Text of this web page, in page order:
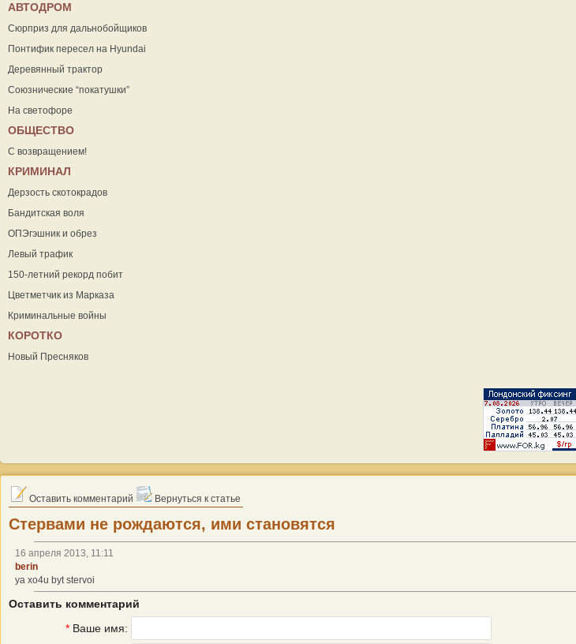
АВТОДРОМ
Сюрприз для дальнобойщиков
Понтифик пересел на Hyundai
Деревянный трактор
Союзнические “покатушки”
На светофоре
ОБЩЕСТВО
С возвращением!
КРИМИНАЛ
Дерзость скотокрадов
Бандитская воля
ОПЭгэшник и обрез
Левый трафик
150-летний рекорд побит
Цветметчик из Марказа
Криминальные войны
КОРОТКО
Новый Пресняков
Оставить комментарий Вернуться к статье
Стервами не рождаются, ими становятся
16 апреля 2013, 11:11
berin
ya xo4u byt stervoi
Оставить комментарий
* Ваше имя: